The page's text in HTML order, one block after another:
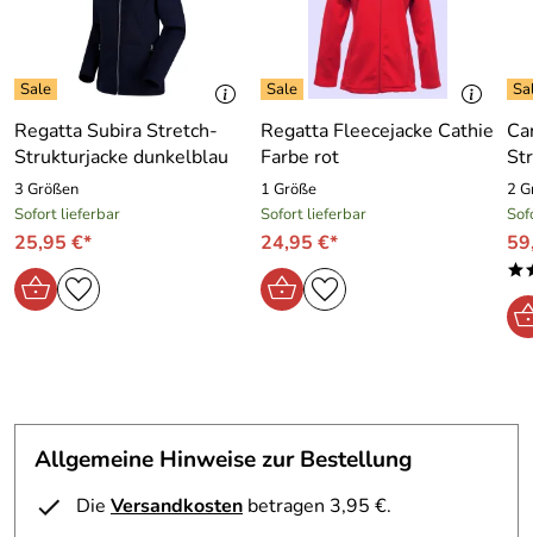
Regatta Subira Stretch-
Strukturjacke dunkelblau
3 Größen
Sofort lieferbar
25,95 €*
Regatta Fleecejacke Cathie
Farbe rot
1 Größe
Sofort lieferbar
24,95 €*
2
Allgemeine Hinweise zur Bestellung
Die Versandkosten betragen 3,95 €.